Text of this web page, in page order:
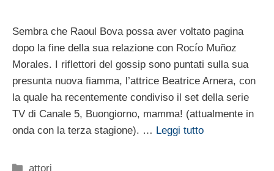
Sembra che Raoul Bova possa aver voltato pagina
dopo la fine della sua relazione con Rocío Muñoz
Morales. I riflettori del gossip sono puntati sulla sua
presunta nuova fiamma, l’attrice Beatrice Arnera, con
la quale ha recentemente condiviso il set della serie
TV di Canale 5, Buongiorno, mamma! (attualmente in
onda con la terza stagione). … Leggi tutto
Categorie
attori